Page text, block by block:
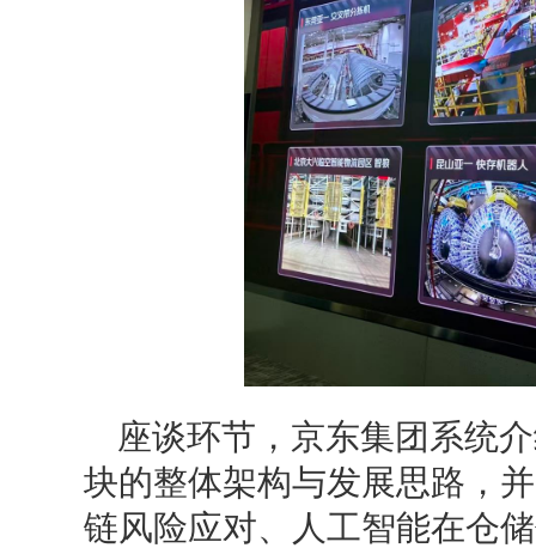
座谈环节，京东集团系统
块的整体架构与发展思路，
链风险应对、人工智能在仓